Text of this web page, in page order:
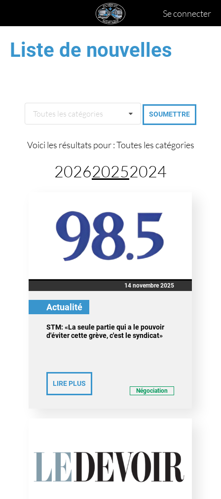
Se connecter
Liste de nouvelles
Toutes les catégories
Voici les résultats pour : Toutes les catégories
202620252024
14 novembre 2025
Actualité
STM: «La seule partie qui a le pouvoir
d'éviter cette grève, c'est le syndicat»
LIRE PLUS
Négociation